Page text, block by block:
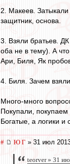
2. Макеев.
защитник, основа.
3. Взяли братьев.
оба не в тему). А
Ари, Биля, Як
4. Биля. Зачем
Много-много
Покупали, покупаем
Богатые, а логики и
# Ю Г » 31 июл
teorver » 31